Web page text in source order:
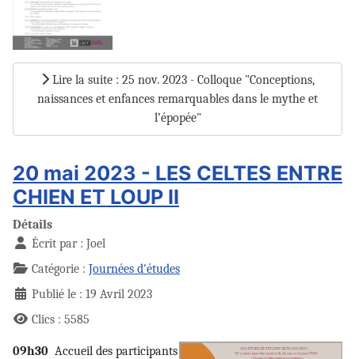
Lire la suite : 25 nov. 2023 - Colloque "Conceptions,
naissances et enfances remarquables dans le mythe et
l’épopée"
20 mai 2023 - LES CELTES ENTRE
CHIEN ET LOUP II
Détails
Écrit par : Joel
Catégorie : Journées d'études
Publié le : 19 Avril 2023
Clics : 5585
09h30 Accueil des participants